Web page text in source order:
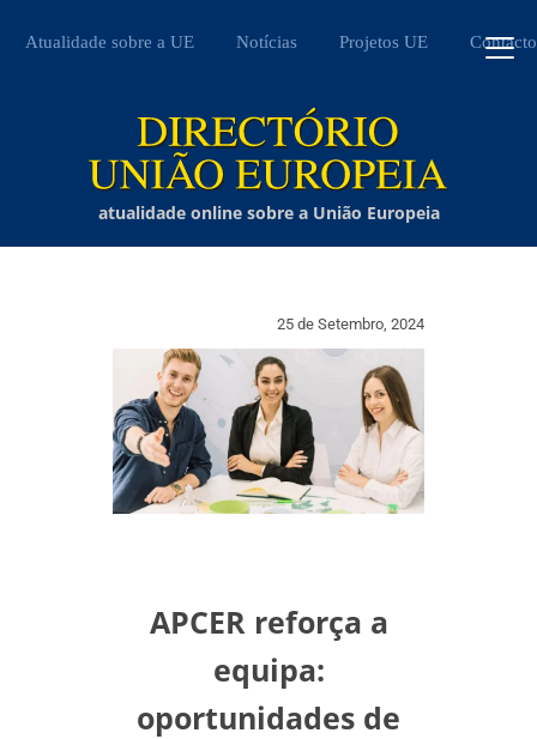
Atualidade sobre a UE Notícias Projetos UE Contacto
atualidade online sobre a União Europeia
25 de Setembro, 2024
APCER reforça a
equipa:
oportunidades de